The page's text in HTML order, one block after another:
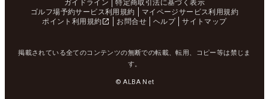
ガイドライン
特定商取引法に基づく表示
ゴルフ場予約サービス利用規約
マイページサービス利用規約
ポイント利用規約
お問合せ ヘルプ サイトマップ
掲載されている全てのコンテンツの無断での転載、転用、コピー等は禁じま
す。
© ALBA Net